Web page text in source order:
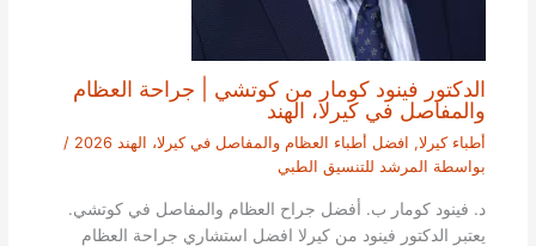
الدكتور فينود كومار من كوتشي | جراحة العظام
والمفاصل في كيرلا، الهند
أطباء كيرلا, افضل أطباء العظام والمفاصل في كيرلا، الهند 2026
/
بواسطة المرشد للتنسيق الطبي
د. فينود كومار ب. أفضل جراح العظام والمفاصل في كوتشي.
يعتبر الدكتور فينود من كيرلا افضل استشاري جراحة العظام